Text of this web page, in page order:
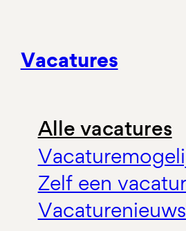
Vacatures
Alle vacatures
Zelf een